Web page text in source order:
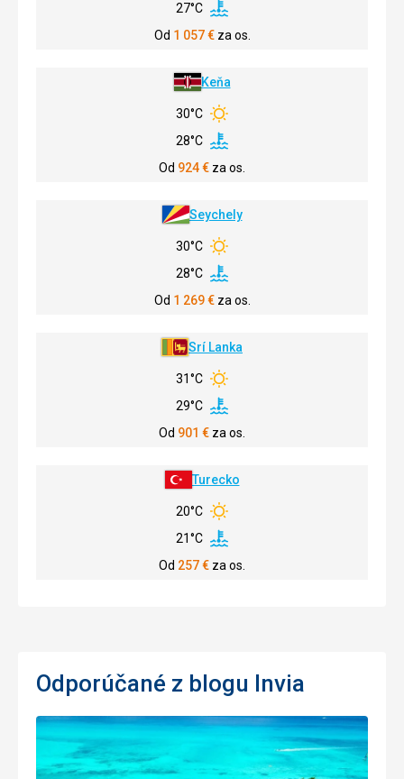
27°C
Od 1 057€ za os.
Keňa
30°C
28°C
Od 924€ za os.
Seychely
30°C
28°C
Od 1 269€ za os.
Srí Lanka
31°C
29°C
Od 901 € za os.
Turecko
20°C
21°C
Od 257€ za os.
Odporúčané z blogu Invia